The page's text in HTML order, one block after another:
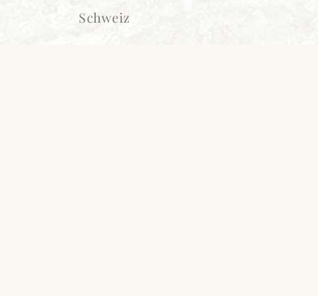
Schweiz